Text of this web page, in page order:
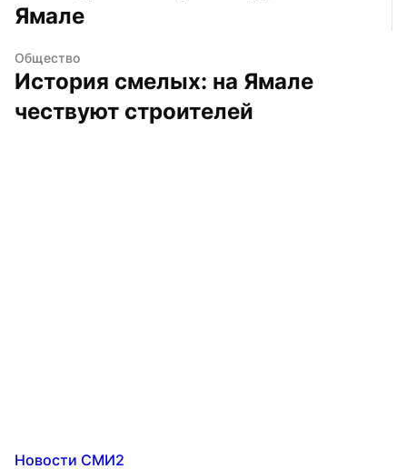
Ямале
Общество
История смелых: на Ямале
чествуют строителей
Новости СМИ2